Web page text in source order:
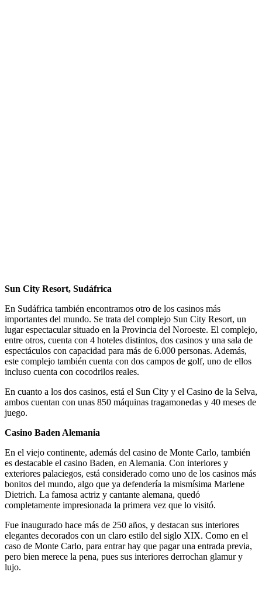
Sun City Resort, Sudáfrica
En Sudáfrica también encontramos otro de los casinos más
importantes del mundo. Se trata del complejo Sun City Resort, un
lugar espectacular situado en la Provincia del Noroeste. El complejo,
entre otros, cuenta con 4 hoteles distintos, dos casinos y una sala de
espectáculos con capacidad para más de 6.000 personas. Además,
este complejo también cuenta con dos campos de golf, uno de ellos
incluso cuenta con cocodrilos reales.
En cuanto a los dos casinos, está el Sun City y el Casino de la Selva,
ambos cuentan con unas 850 máquinas tragamonedas y 40 meses de
juego.
Casino Baden Alemania
En el viejo continente, además del casino de Monte Carlo, también
es destacable el casino Baden, en Alemania. Con interiores y
exteriores palaciegos, está considerado como uno de los casinos más
bonitos del mundo, algo que ya defendería la mismísima Marlene
Dietrich. La famosa actriz y cantante alemana, quedó
completamente impresionada la primera vez que lo visitó.
Fue inaugurado hace más de 250 años, y destacan sus interiores
elegantes decorados con un claro estilo del siglo XIX. Como en el
caso de Monte Carlo, para entrar hay que pagar una entrada previa,
pero bien merece la pena, pues sus interiores derrochan glamur y
lujo.